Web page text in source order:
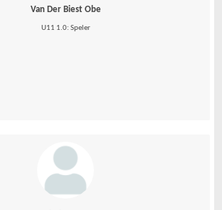
Van Der Biest Obe
U11 1.0: Speler